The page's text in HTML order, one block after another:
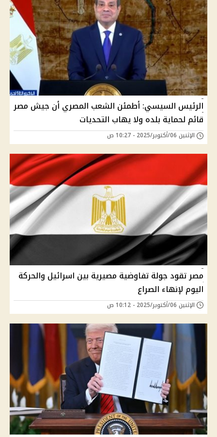
الرئيس السيسي: أطمئن الشعب المصري أن جيش مصر
قائم لحماية بلده ولا يهاب التحديات
الإثنين 06/أكتوبر/2025 - 10:27 ص
مصر تقود جولة تفاوضية مصيرية بين اسرائيل والحركة
اليوم لإنهاء الصراع
الإثنين 06/أكتوبر/2025 - 10:12 ص